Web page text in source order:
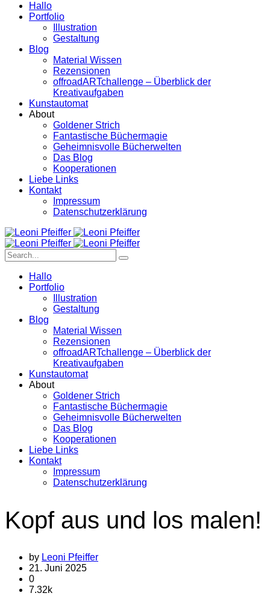
Hallo
Portfolio
Illustration
Gestaltung
Blog
Material Wissen
Rezensionen
offroadARTchallenge – Überblick der
Kreativaufgaben
Kunstautomat
About
Goldener Strich
Fantastische Büchermagie
Geheimnisvolle Bücherwelten
Das Blog
Kooperationen
Liebe Links
Kontakt
Impressum
Datenschutzerklärung
Hallo
Portfolio
Illustration
Gestaltung
Blog
Material Wissen
Rezensionen
offroadARTchallenge – Überblick der
Kreativaufgaben
Kunstautomat
About
Goldener Strich
Fantastische Büchermagie
Geheimnisvolle Bücherwelten
Das Blog
Kooperationen
Liebe Links
Kontakt
Impressum
Datenschutzerklärung
Kopf aus und los malen!
by Leoni Pfeiffer
21. Juni 2025
0
7.32k